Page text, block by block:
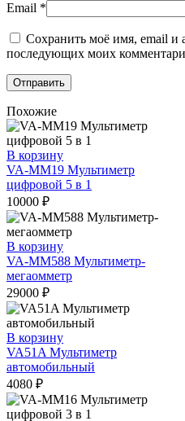
Email *
Сохранить моё имя, email и
последующих моих
Похожие
В корзину
VA-MM19 Мультиметр
цифровой 5 в 1
10000 ₽
В корзину
VA-MM588 Мультиметр-
мегаомметр
29000 ₽
В корзину
VA51A Мультиметр
автомобильный
4080 ₽